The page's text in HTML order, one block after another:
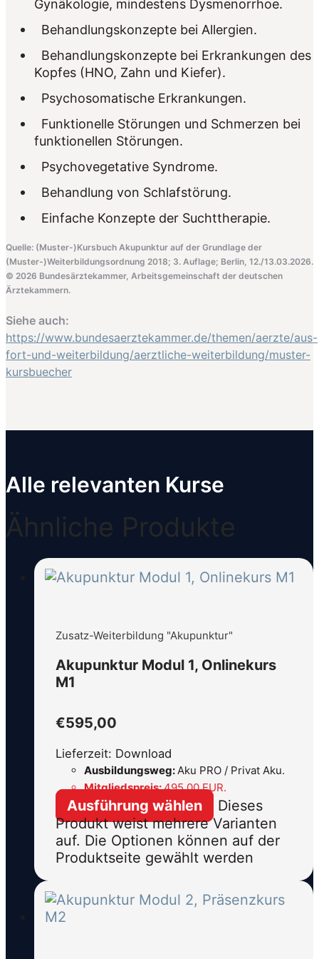
Gynäkologie, mindestens Dysmenorrhoe.
Behandlungskonzepte bei Allergien.
Behandlungskonzepte bei Erkrankungen des
Kopfes (HNO, Zahn und Kiefer).
Psychosomatische Erkrankungen.
Funktionelle Störungen und Schmerzen bei
funktionellen Störungen.
Psychovegetative Syndrome.
Behandlung von Schlafstörung.
Einfache Konzepte der Suchttherapie.
Quelle: (Muster-)Kursbuch Akupunktur auf der Grundlage der
(Muster-)Weiterbildungsordnung 2018; 3. Auflage; Berlin, 12./13.03.2026.
© 2026 Bundesärztekammer, Arbeitsgemeinschaft der deutschen
Ärztekammern.
Siehe auch:
https://www.bundesaerztekammer.de/themen/aerzte/aus-
fort-und-weiterbildung/aerztliche-weiterbildung/muster-
kursbuecher
Alle relevanten Kurse
Ähnliche Produkte
Zusatz-Weiterbildung "Akupunktur"
Akupunktur Modul 1, Onlinekurs
M1
€595,00
Lieferzeit: Download
Ausbildungsweg:Aku PRO / Privat Aku.
Mitgliedspreis:495,00 EUR.
Ausführung wählen
Dieses
Produkt weist mehrere Varianten
auf. Die Optionen können auf der
Produktseite gewählt werden